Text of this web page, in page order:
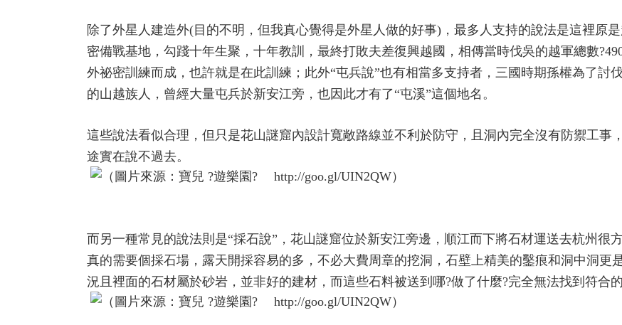
除了外星人建造外(目的不明，但我真心覺得是外星人做的好事)，最多人支持的說法是這裡原
密備戰基地，勾踐十年生聚，十年教訓，最終打敗夫差復興越國，相傳當時伐吳的越軍總數
外祕密訓練而成，也許就是在此訓練；此外“屯兵說”也有相當多支持者，三國時期孫權為了討
的山越族人，曾經大量屯兵於新安江旁，也因此才有了“屯溪”這個地名。
這些說法看似合理，但只是花山謎窟內設計寬敞路線並不利於防守，且洞內完全沒有防禦工事
途實在說不過去。
而另一種常見的說法則是“採石說”，花山謎窟位於新安江旁邊，順江而下將石材運送去杭州很
真的需要個採石場，露天開採容易的多，不必大費周章的挖洞，石壁上精美的鑿痕和洞中洞更
況且裡面的石材屬於砂岩，並非好的建材，而這些石料被送到哪?做了什麼?完全無法找到符合的